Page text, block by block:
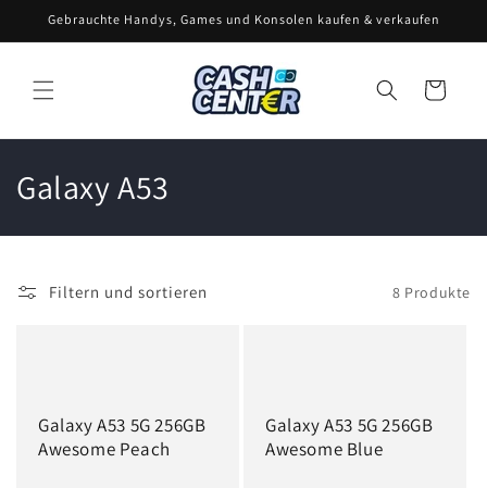
zum
Inhalt
Gebrauchte Handys, Games und Konsolen kaufen & verkaufen
Warenkorb
K
a
e
Galaxy A53
Filtern und sortieren 8 Produkte
Galaxy A53 5G 256GB
Awesome Peach
Galaxy A53 5G 256GB
Awesome Blue